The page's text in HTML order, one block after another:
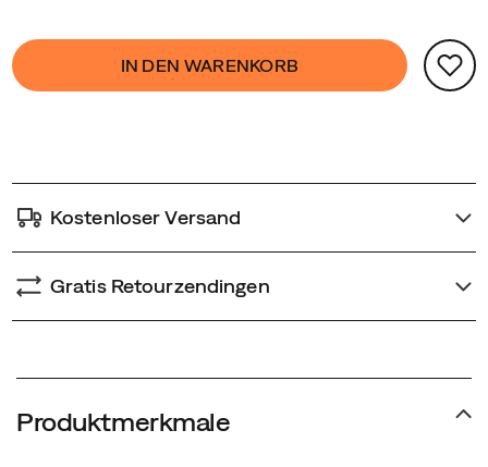
hochwertigen,
Finish.
FloatPro™-
Schaum
besticht
Energierückgabe,
die
Product
Actions
Add
to
false
IN DEN WARENKORB
Kostenloser Versand
Gratis Retourzendingen
Produktmerkmale